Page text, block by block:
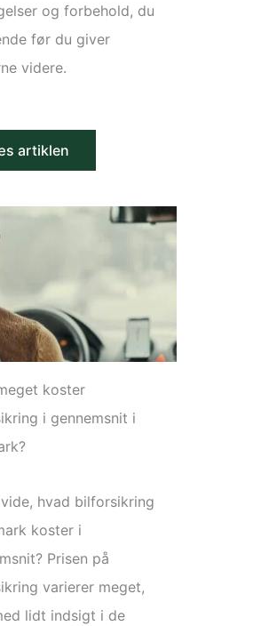
og forbehold, du
før du giver
videre.
artiklen
koster
i gennemsnit i
hvad bilforsikring
koster i
Prisen på
varierer meget,
lidt indsigt i de